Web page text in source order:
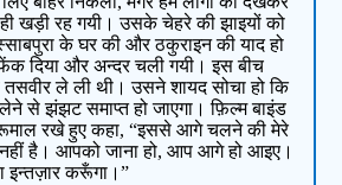
खड़ी रह गयी। उसके चेहरे की झाइयों को
के घर की और ठकुराइन की याद हो
दिया और अन्दर चली गयी। इस बीच
ले ली थी। उसने शायद सोचा हो कि
से झंझट समाप्त हो जाएगा। फ़िल्म बाइंड
रखे हुए कहा, “इससे आगे चलने की मेरे
नहीं है। आपको जाना हो, आप आगे हो आइए।
इन्तज़ार करूँगा।”